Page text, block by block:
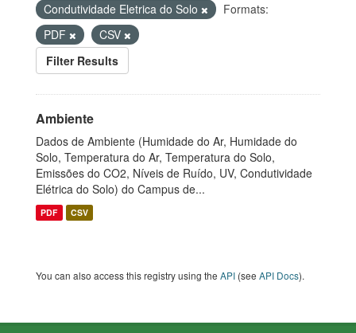
Condutividade Eletrica do Solo
Formats:
PDF
CSV
Filter Results
Ambiente
Dados de Ambiente (Humidade do Ar, Humidade do
Solo, Temperatura do Ar, Temperatura do Solo,
Emissões do CO2, Níveis de Ruído, UV, Condutividade
Elétrica do Solo) do Campus de...
PDF CSV
You can also access this registry using the API (see API Docs).